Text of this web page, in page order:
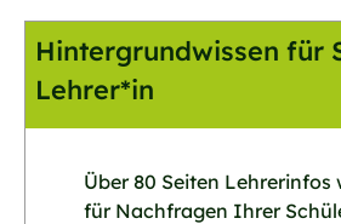
Hintergrundwissen für
Lehrer*in
Über 80 Seiten Lehrerinfos
für Nachfragen Ihrer